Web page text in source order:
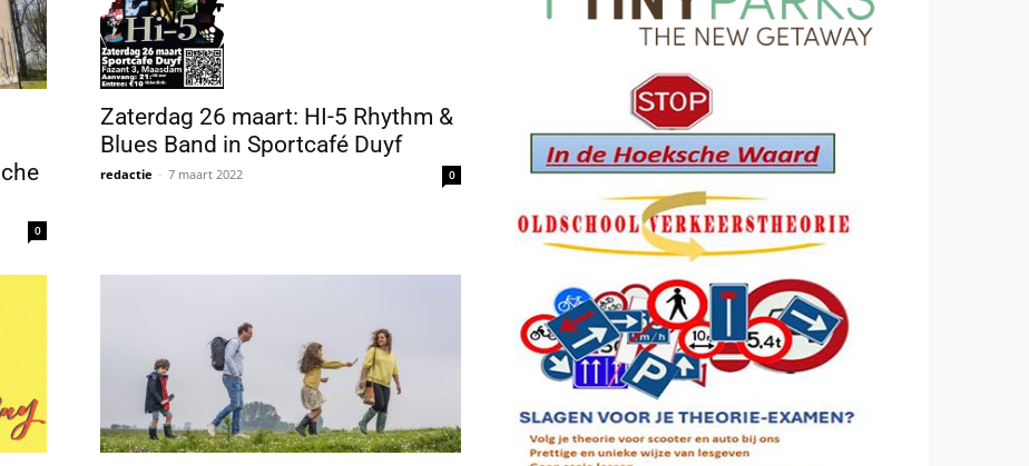
0
Zaterdag 26 maart: HI-5 Rhythm &
Blues Band in Sportcafé Duyf
redactie - 7 maart 2022 0